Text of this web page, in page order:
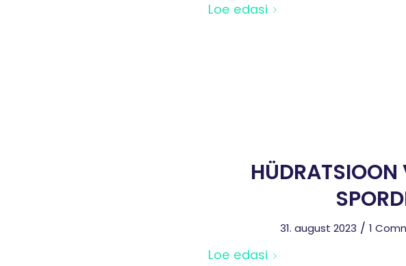
Loe edasi
HÜDRATSIOON
31. august 2023 / 1
Loe edasi